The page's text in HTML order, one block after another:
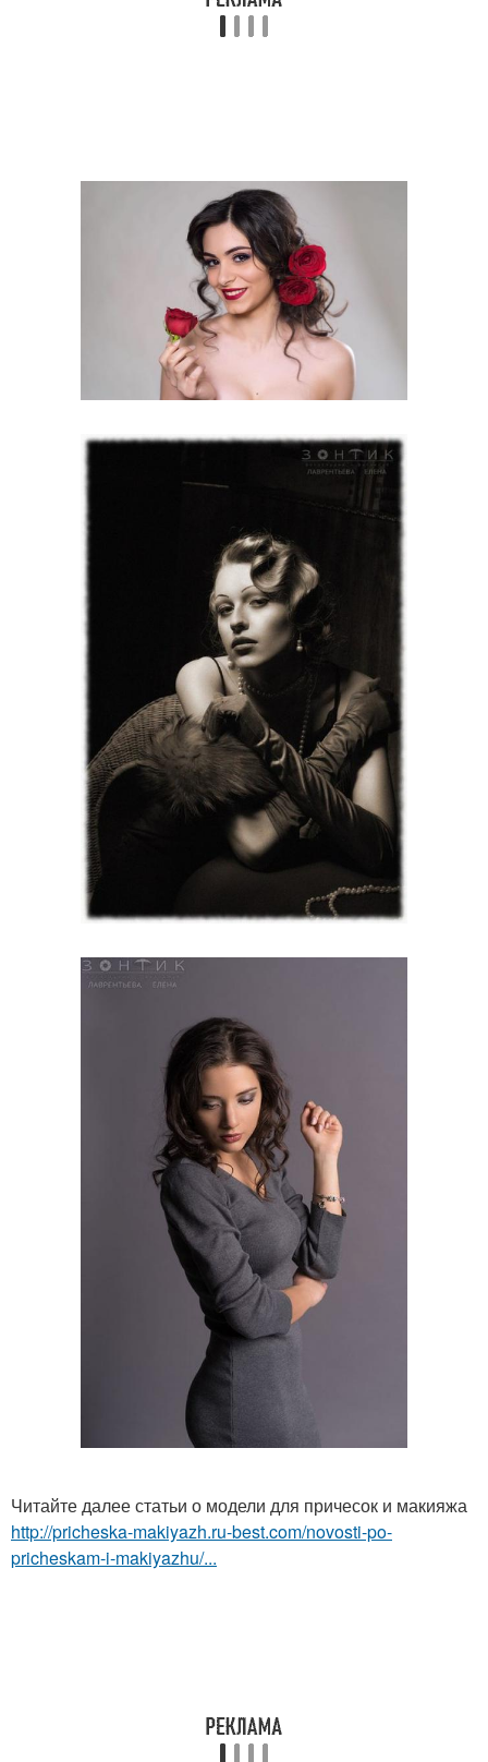
Читайте далее статьи о модели для причесок и макияжа
http://pricheska-makiyazh.ru-best.com/novosti-po-
pricheskam-i-makiyazhu/...